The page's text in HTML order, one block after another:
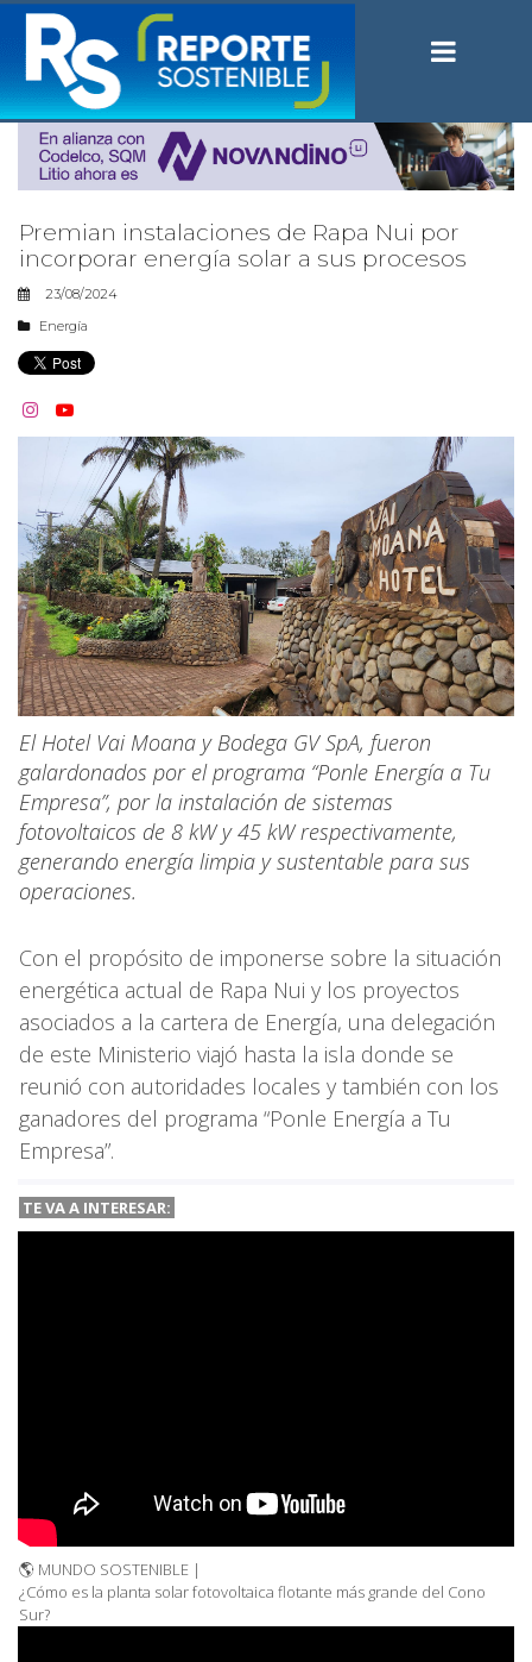
Premian instalaciones de Rapa Nui por
incorporar energía solar a sus procesos
23/08/2024
Energía
 
El Hotel Vai Moana y Bodega GV SpA, fueron
galardonados por el programa “Ponle Energía a Tu
Empresa”, por la instalación de sistemas
fotovoltaicos de 8 kW y 45 kW respectivamente,
generando energía limpia y sustentable para sus
operaciones.
Con el propósito de imponerse sobre la situación
energética actual de Rapa Nui y los proyectos
asociados a la cartera de Energía, una delegación
de este Ministerio viajó hasta la isla donde se
reunió con autoridades locales y también con los
ganadores del programa “Ponle Energía a Tu
Empresa”.
TE VA A INTERESAR:
🌎 MUNDO SOSTENIBLE |
¿Cómo es la planta solar fotovoltaica flotante más grande del Cono
Sur?